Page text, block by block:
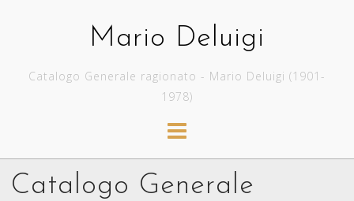
Mario Deluigi
Catalogo Generale ragionato - Mario Deluigi (1901-
1978)
Catalogo Generale